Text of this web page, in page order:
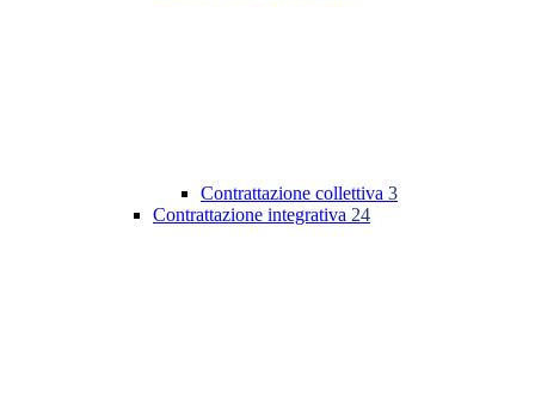
Contrattazione collettiva 3
Contrattazione integrativa 24